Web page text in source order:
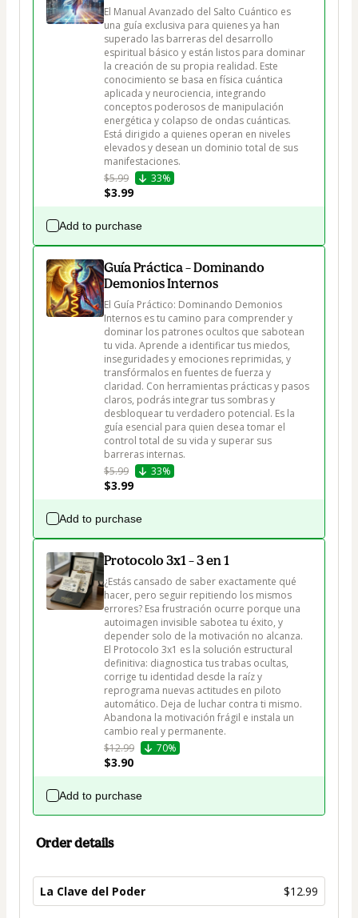
El Manual Avanzado del Salto Cuántico es
una guía exclusiva para quienes ya han
superado las barreras del desarrollo
espiritual básico y están listos para dominar
la creación de su propia realidad. Este
conocimiento se basa en física cuántica
aplicada y neurociencia, integrando
conceptos poderosos de manipulación
energética y colapso de ondas cuánticas.
Está dirigido a quienes operan en niveles
elevados y desean un dominio total de sus
$5.99
33%
$3.99
Add to purchase
Guía Práctica – Dominando
Demonios Internos
El Guía Práctico: Dominando Demonios
Internos es tu camino para comprender y
dominar los patrones ocultos que sabotean
tu vida. Aprende a identificar tus miedos,
inseguridades y emociones reprimidas, y
transfórmalos en fuentes de fuerza y
claridad. Con herramientas prácticas y pasos
claros, podrás integrar tus sombras y
desbloquear tu verdadero potencial. Es la
guía esencial para quien desea tomar el
control total de su vida y superar sus
$5.99
33%
$3.99
Add to purchase
Protocolo 3x1 – 3 en 1
¿Estás cansado de saber exactamente qué
hacer, pero seguir repitiendo los mismos
errores? Esa frustración ocurre porque una
autoimagen invisible sabotea tu éxito, y
depender solo de la motivación no alcanza.
El Protocolo 3x1 es la solución estructural
definitiva: diagnostica tus trabas ocultas,
corrige tu identidad desde la raíz y
reprograma nuevas actitudes en piloto
automático. Deja de luchar contra ti mismo.
Abandona la motivación frágil e instala un
cambio real y permanente.
$12.99
70%
$3.90
Add to purchase
Order details
La Clave del Poder $12.99